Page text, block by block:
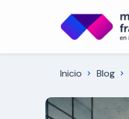
Inicio Blog